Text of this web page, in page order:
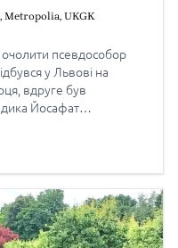
, Metropolia, UKGK
псевдособор
у Львові на
вдруге був
Йосафат
ІІ світової
і влаштувала в неї